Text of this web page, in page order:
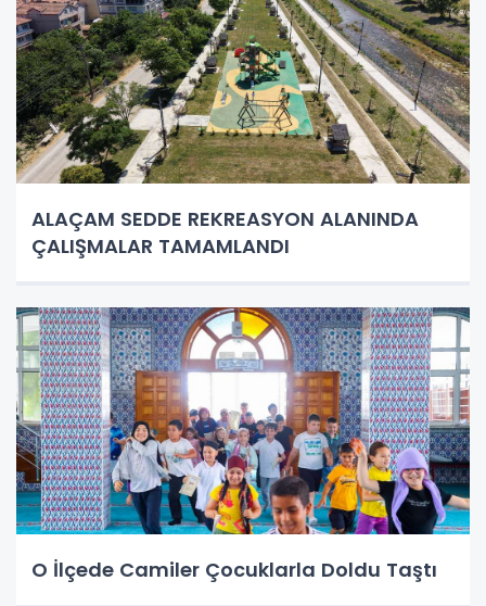
ALAÇAM SEDDE REKREASYON ALANINDA
ÇALIŞMALAR TAMAMLANDI
O İlçede Camiler Çocuklarla Doldu Taştı